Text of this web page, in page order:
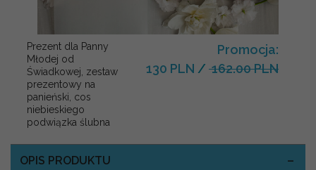
Prezent dla Panny
Młodej od
Świadkowej, zestaw
prezentowy na
panieński, cos
niebieskiego
podwiązka ślubna
Promocja:
130 PLN / 162.00 PLN
OPIS PRODUKTU